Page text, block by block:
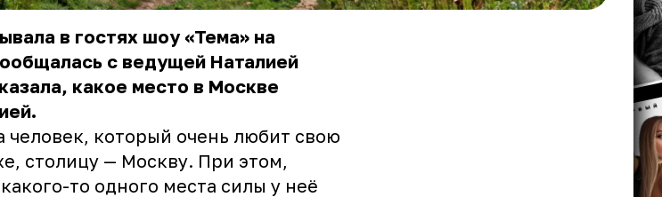
в гостях шоу «Тема» на
с ведущей Наталией
какое место в Москве
человек, который очень любит свою
столицу — Москву. При этом,
то одного места силы у неё